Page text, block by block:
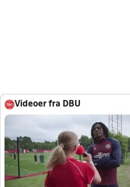
Videoer fra DBU